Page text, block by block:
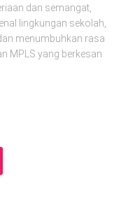
dan semangat,
lingkungan sekolah,
menumbuhkan rasa
MPLS yang berkesan